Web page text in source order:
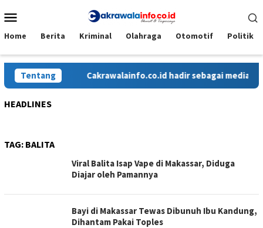
ke
Mobile
Home Berita Kriminal Olahraga Otomotif Politik
Tentang Cakrawalainfo.co.id hadir sebagai media
HEADLINES
TAG: BALITA
Viral Balita Isap Vape di Makassar, Diduga
Diajar oleh Pamannya
Bayi di Makassar Tewas Dibunuh Ibu Kandung,
Dihantam Pakai Toples